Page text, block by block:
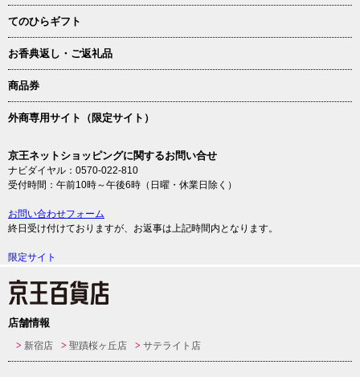
てのひらギフト
お香典返し・ご返礼品
商品券
外商専用サイト（限定サイト）
京王ネットショッピングに関するお問い合せ
ナビダイヤル：0570-022-810
受付時間：午前10時～午後6時（日曜・休業日除く）
お問い合わせフォーム
終日受け付けておりますが、お返事は上記時間内となります。
限定サイト
店舗情報
新宿店 聖蹟桜ヶ丘店 サテライト店